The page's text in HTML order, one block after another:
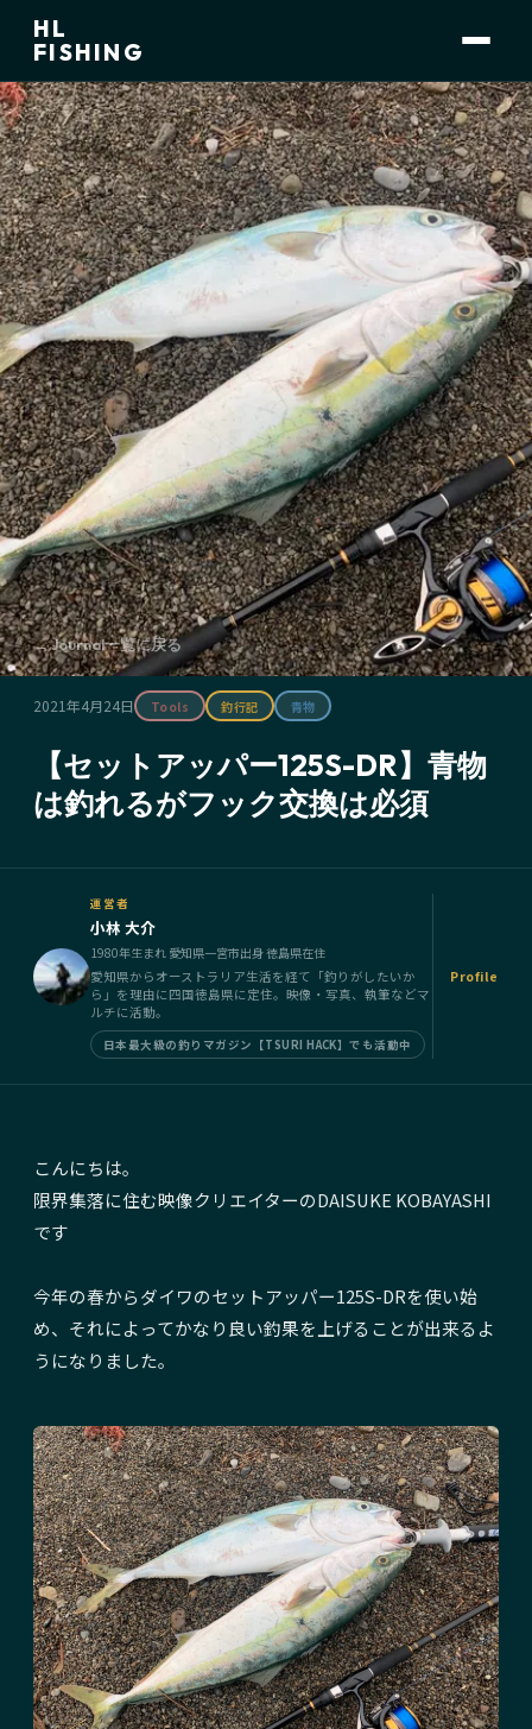
HL
FISHING
← Journal一覧に戻る
2021年4月24日 Tools 釣行記 青物
【セットアッパー125S-DR】青物
は釣れるがフック交換は必須
運営者
小林 大介
1980年生まれ 愛知県一宮市出身 徳島県在住
愛知県からオーストラリア生活を経て「釣りがしたいか
ら」を理由に四国徳島県に定住。映像・写真、執筆などマ
ルチに活動。
日本最大級の釣りマガジン【TSURI HACK】でも活動中
Profile
こんにちは。
限界集落に住む映像クリエイターのDAISUKE KOBAYASHI
です
今年の春からダイワのセットアッパー125S-DRを使い始
め、それによってかなり良い釣果を上げることが出来るよ
うになりました。